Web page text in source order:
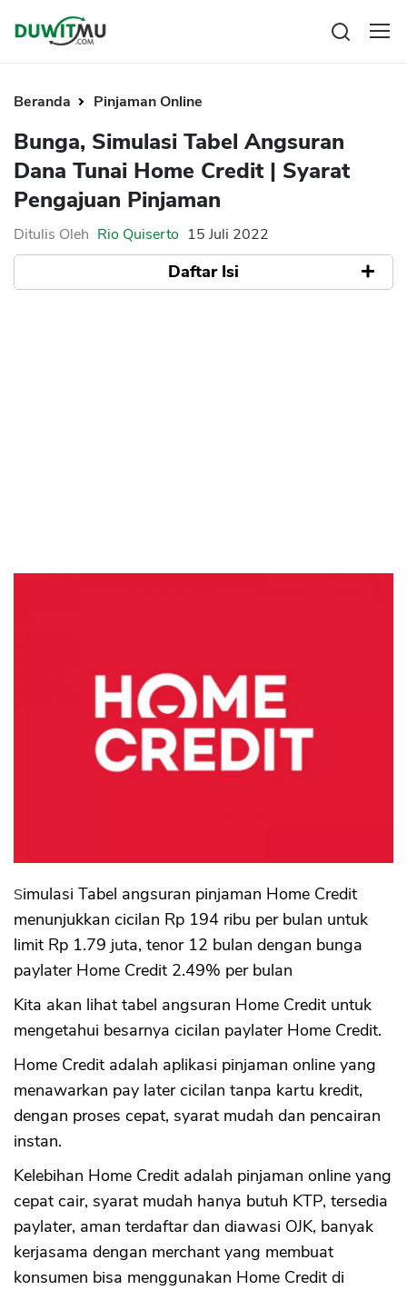
Saham
Bitcoin
Investasi
Pengeluaran
Asuransi
Rencana Keuangan
Mengelola keuangan
Kartu Kredit
KPR
KTA
Pinjaman Online
Hutang
Pinjaman
Kartu Kredit
Asuransi Syariah
Beranda Pinjaman Online
Bunga, Simulasi Tabel Angsuran
Dana Tunai Home Credit | Syarat
Pengajuan Pinjaman
Ditulis Oleh Rio Quiserto 15 Juli 2022
Daftar Isi
Simulasi Tabel angsuran pinjaman Home Credit
menunjukkan cicilan Rp 194 ribu per bulan untuk
limit Rp 1.79 juta, tenor 12 bulan dengan bunga
paylater Home Credit 2.49% per bulan
Kita akan lihat tabel angsuran Home Credit untuk
mengetahui besarnya cicilan paylater Home Credit.
Home Credit adalah aplikasi pinjaman online yang
menawarkan pay later cicilan tanpa kartu kredit,
dengan proses cepat, syarat mudah dan pencairan
instan.
Kelebihan Home Credit adalah pinjaman online yang
cepat cair, syarat mudah hanya butuh KTP, tersedia
paylater, aman terdaftar dan diawasi OJK, banyak
kerjasama dengan merchant yang membuat
konsumen bisa menggunakan Home Credit di